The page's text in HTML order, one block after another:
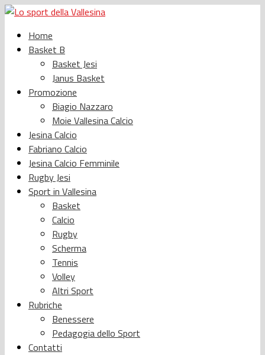
Home
Basket B
Basket Jesi
Janus Basket
Promozione
Biagio Nazzaro
Moie Vallesina Calcio
Jesina Calcio
Fabriano Calcio
Jesina Calcio Femminile
Rugby Jesi
Sport in Vallesina
Basket
Calcio
Rugby
Scherma
Tennis
Volley
Altri Sport
Rubriche
Benessere
Pedagogia dello Sport
Contatti